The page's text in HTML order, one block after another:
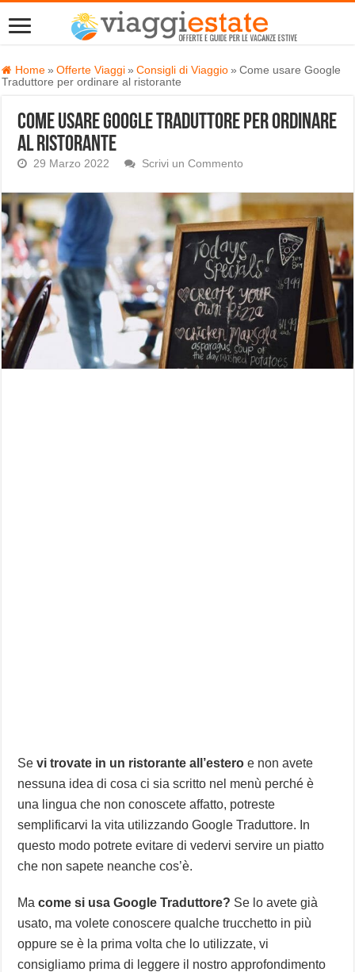
Home » Offerte Viaggi » Consigli di Viaggio » Come usare Google
Traduttore per ordinare al ristorante
Come usare Google Traduttore per ordinare
al ristorante
29 Marzo 2022 Scrivi un Commento
Sevi trovate in un ristorante all’estero e non avete
nessuna idea di cosa ci sia scritto nel menù perché è
una lingua che non conoscete affatto, potreste
semplificarvi la vita utilizzando Google Traduttore. In
questo modo potrete evitare di vedervi servire un piatto
che non sapete neanche cos’è.
Macome si usa Google Traduttore? Se lo avete già
usato, ma volete conoscere qualche trucchetto in più
oppure se è la prima volta che lo utilizzate, vi
consigliamo prima di leggere il nostro approfondimento